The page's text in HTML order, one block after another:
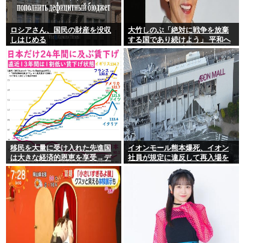
ロシアさん、国民の財産を没収
しはじめる
大竹しのぶ「絶対に戦争を放棄
する国であり続けよう」 平和へ
の思いをつづる 広島に原爆が投
下されてから81年
移民を大量に受け入れた先進国
は大きな経済的恩恵を享受→デ
ータでもはっきり日本一人負け
示される
イオンモール熊本爆死、イオン
社員が規定に違反して再入場を